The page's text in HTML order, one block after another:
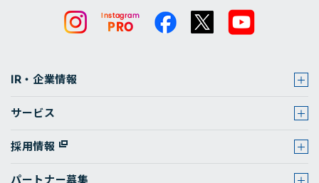
IR・企業情報
サービス
採用情報
パートナー募集